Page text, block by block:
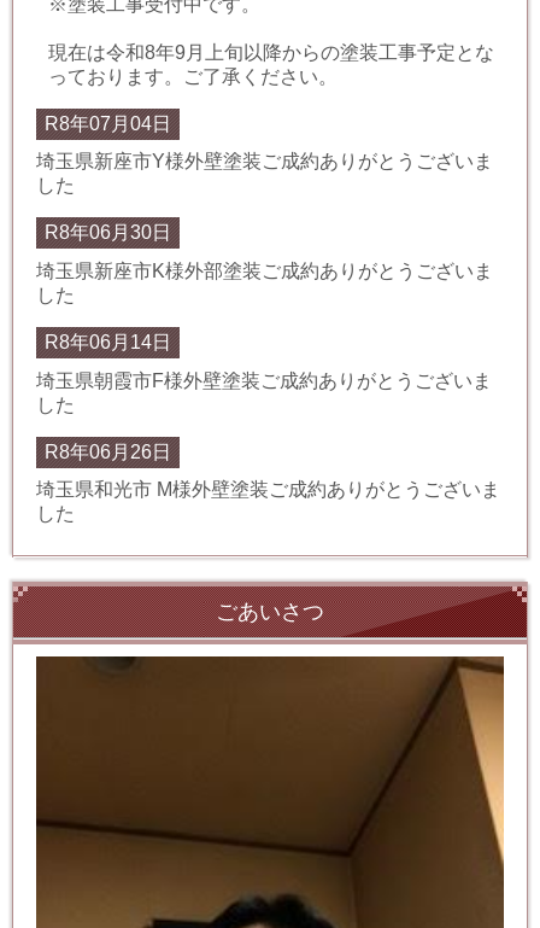
現在は令和8年9月上旬以降からの塗装工事予定とな
っております。ご了承ください。
R8年07月04日
埼玉県新座市Y様外壁塗装ご成約ありがとうございま
した
R8年06月30日
埼玉県新座市K様外部塗装ご成約ありがとうございま
した
R8年06月14日
埼玉県朝霞市F様外壁塗装ご成約ありがとうございま
した
R8年06月26日
埼玉県和光市 M様外壁塗装ご成約ありがとうございま
した
ごあいさつ